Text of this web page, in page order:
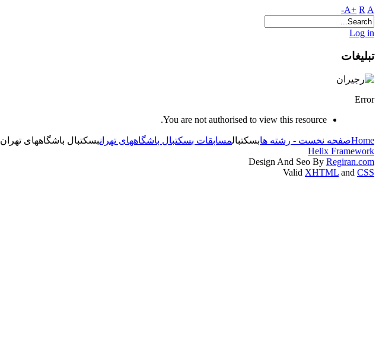
A+ R A-
Log in
تبلیغات
Error
You are not authorised to view this resource.
Homeصفحه نخست - رشته هابسکتبالمسابقات بسکتبال باشگاههای تهرانبسکتبال باشگاههای تهران 1353
Helix Framework
Design And Seo By Regiran.com
Valid XHTML and CSS